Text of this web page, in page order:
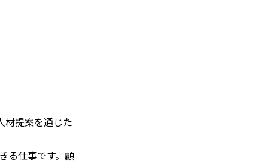
材提案を通じた
る仕事です。顧